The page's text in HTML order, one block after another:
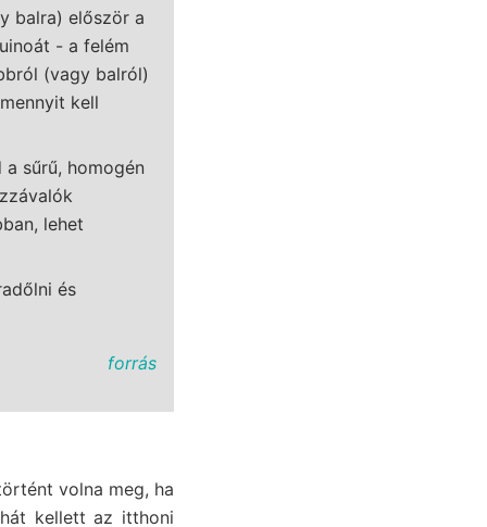
balra) először a
- a felém
(vagy balról)
kell
sűrű, homogén
lehet
és
forrás
volna meg, ha
kellett az itthoni